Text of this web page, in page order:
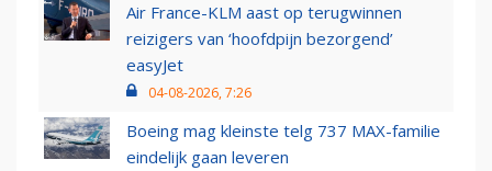
Air France-KLM aast op terugwinnen
reizigers van ‘hoofdpijn bezorgend’
easyJet
04-08-2026, 7:26
Boeing mag kleinste telg 737 MAX-familie
eindelijk gaan leveren